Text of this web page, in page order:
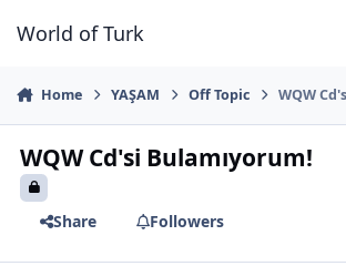
World of Turk
Home YAŞAM Off Topic WQW
WQW Cd'si Bulamıyorum!
Share Followers